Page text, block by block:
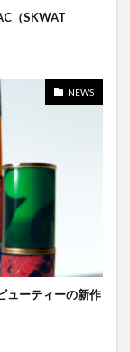
（SKWAT
NEWS
ューティーの新作